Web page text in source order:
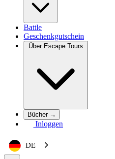
Battle
Geschenkgutschein
Über Escape Tours
Bücher →
Inloggen
DE